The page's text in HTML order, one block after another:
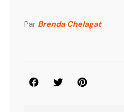
Par Brenda Chelagat